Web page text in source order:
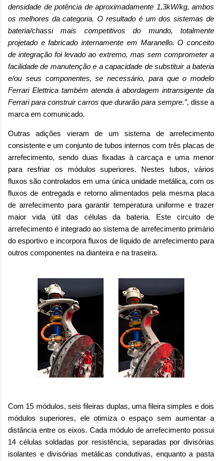
densidade de potência de aproximadamente 1,3kW/kg, ambos
os melhores da categoria. O resultado é um dos sistemas de
bateria/chassi mais competitivos do mundo, totalmente
projetado e fabricado internamente em Maranello. O conceito
de integração foi levado ao extremo, mas sem comprometer a
facilidade de manutenção e a capacidade de substituir a bateria
e/ou seus componentes, se necessário, para que o modelo
Ferrari Elettrica também atenda à abordagem intransigente da
Ferrari para construir carros que durarão para sempre.”, disse a
marca em comunicado.
Outras adições vieram de um sistema de arrefecimento
consistente e um conjunto de tubos internos com três placas de
arrefecimento, sendo duas fixadas à carcaça e uma menor
para resfriar os módulos superiores. Nestes tubos, vários
fluxos são controlados em uma única unidade metálica, com os
fluxos de entregada e retorno alimentados pela mesma placa
de arrefecimento para garantir temperatura uniforme e trazer
maior vida útil das células da bateria. Este circuito de
arrefecimento é integrado ao sistema de arrefecimento primário
do esportivo e incorpora fluxos de líquido de arrefecimento para
outros componentes na dianteira e na traseira.
Com 15 módulos, seis fileiras duplas, uma fileira simples e dois
módulos superiores, ele otimiza o espaço sem aumentar a
distância entre os eixos. Cada módulo de arrefecimento possui
14 células soldadas por resistência, separadas por divisórias
isolantes e divisórias metálicas condutivas, enquanto a pasta